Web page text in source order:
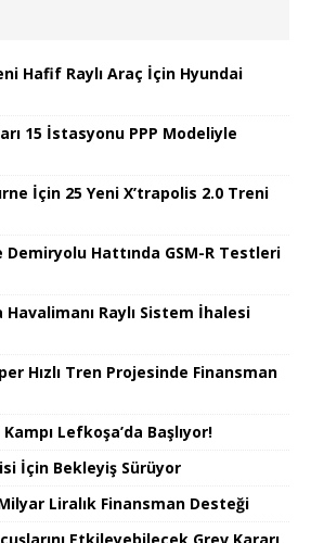
Hafif Raylı Araç İçin Hyundai
15 İstasyonu PPP Modeliyle
İçin 25 Yeni X’trapolis 2.0 Treni
Demiryolu Hattında GSM-R Testleri
Raylı Sistem İhalesi
Hızlı Tren Projesinde Finansman
Lefkoşa’da Başlıyor!
İçin Bekleyiş Sürüyor
Liralık Finansman Desteği